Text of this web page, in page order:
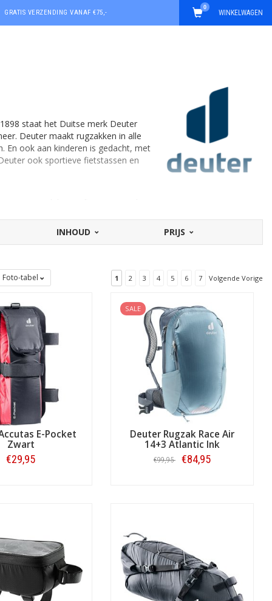
GRATIS VERZENDING VANAF €75,- WINKELWAGEN
0
staat het Duitse merk Deuter
Deuter maakt rugzakken in alle
En ook aan kinderen is gedacht, met
ook sportieve fietstassen en
van het lichaam. Ideaal
is uitermate geschikt voor op de
Speed Lite,
aan fietstassen en -accessoires.
een smartphone en andere
zadeltassen en frametassen
bikepacking-tassen.
INHOUD PRIJS
Foto-tabel 1 2 3 4 5 6 7 Volgende Vorige
E-Pocket
Zwart
€29,95
SALE
Deuter Rugzak Race Air
14+3 Atlantic Ink
€99,95 €84,95